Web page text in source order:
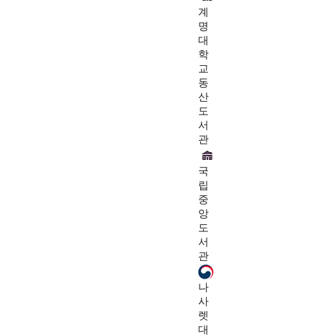
계
명
대
학
교
동
산
도
서
관
국
립
중
앙
도
서
관
나
사
렛
대